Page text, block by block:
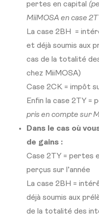
pertes en capital
MiiMOSA en case
La case 2BH =
et déjà soumis aux
cas de la totalité
chez MiiMOSA)
Case 2CK = impôt
Enfin la case 2TY =
pris en compte sur
Dans le cas où
de gains :
Case 2TY = pertes
perçus sur l’année
La case 2BH =
déjà soumis aux
de la totalité des